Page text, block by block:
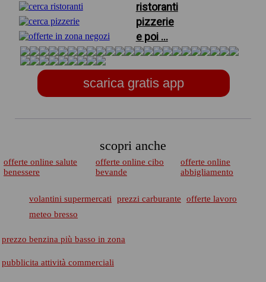
ristoranti
pizzerie
e poi ...
scarica gratis app
scopri anche
offerte online salute
benessere
offerte online cibo
bevande
offerte online
abbigliamento
volantini supermercati prezzi carburante
offerte lavoro
meteo bresso
prezzo benzina più basso in zona
pubblicita attività commerciali